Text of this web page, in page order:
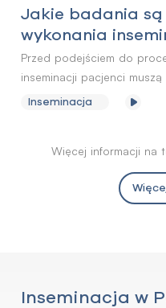
Jakie badania
wykonania
Przed podejściem do
inseminacji pacjenci
wyniki badań, w tym m.in.
szansę na uzyskanie ciąży.
Inseminacja
Więcej informacji na
Inseminacja w